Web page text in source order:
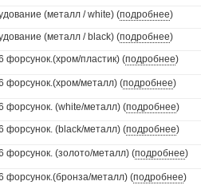
(металл / white) (подробнее)
(металл / black) (подробнее)
форсунок.(хром/пластик) (подробнее)
форсунок.(хром/металл) (подробнее)
форсунок. (white/металл) (подробнее)
форсунок. (black/металл) (подробнее)
форсунок. (золото/металл) (подробнее)
форсунок.(бронза/металл) (подробнее)